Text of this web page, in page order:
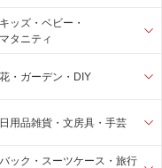
キッズ・ベビー・
マタニティ
花・ガーデン・DIY
日用品雑貨・文房具・手芸
バック・スーツケース・旅行